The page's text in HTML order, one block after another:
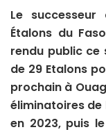
Le
Étalons du
rendu public ce
de 29 Etalons
prochain à
éliminatoires de
en 2023, puis